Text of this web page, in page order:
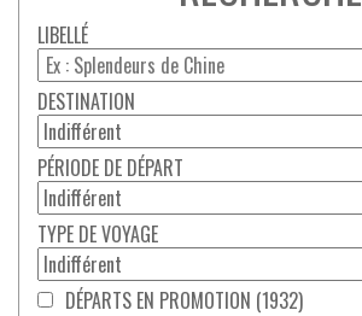
LIBELLÉ
DESTINATION
PÉRIODE DE DÉPART
TYPE DE VOYAGE
DÉPARTS EN PROMOTION (1932)